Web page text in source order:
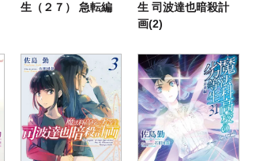
生（２７） 急転編
生 司波達也暗殺計
画(2)